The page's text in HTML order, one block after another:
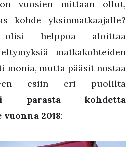
vuosien mittaan ollut,
kohde yksinmatkaajalle?
helppoa aloittaa
matkakohteiden
monia, mutta pääsit nostaa
esiin eri puolilta
parasta kohdetta
2018: